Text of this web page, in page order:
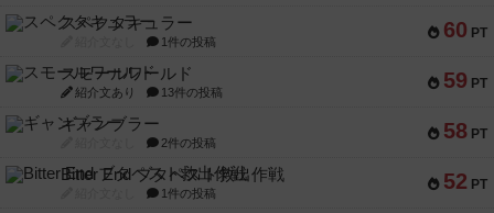
60 PT
スペクタキュラー
1件の投稿
59 PT
スモールワールド
紹介文あり 13件の投稿
58 PT
ギャンブラー
2件の投稿
52 PT
Bitter End ブタペスト救出作戦
1件の投稿